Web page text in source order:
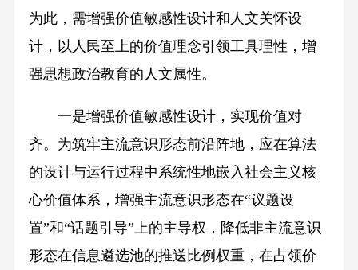
为此，需增强价值敏感性设计和人文关怀设
计，以人民至上的价值理念引领工具理性，增
强思想政治教育的人文属性。
一是增强价值敏感性设计，实现价值对
齐。为筑牢主流意识形态前沿阵地，应在算法
的设计与运行过程中系统性地嵌入社会主义核
心价值体系，增强主流意识形态在“议题设
置”和“话题引导”上的主导权，降低非主流意识
形态在信息遴选池的推送比例权重，在占领价